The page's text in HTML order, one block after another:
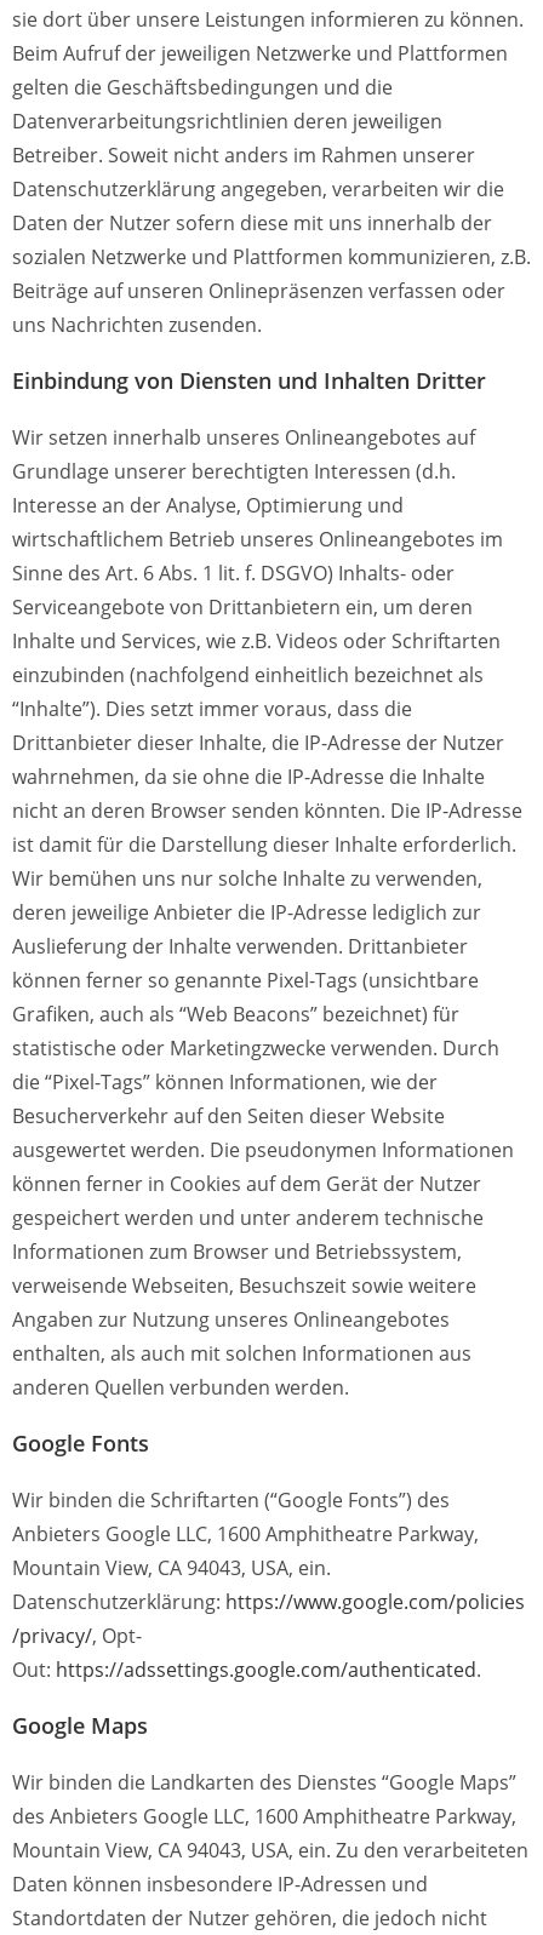
sie dort über unsere Leistungen informieren zu können.
Beim Aufruf der jeweiligen Netzwerke und Plattformen
gelten die Geschäftsbedingungen und die
Datenverarbeitungsrichtlinien deren jeweiligen
Betreiber. Soweit nicht anders im Rahmen unserer
Datenschutzerklärung angegeben, verarbeiten wir die
Daten der Nutzer sofern diese mit uns innerhalb der
sozialen Netzwerke und Plattformen kommunizieren, z.B.
Beiträge auf unseren Onlinepräsenzen verfassen oder
uns Nachrichten zusenden.
Einbindung von Diensten und Inhalten Dritter
Wir setzen innerhalb unseres Onlineangebotes auf
Grundlage unserer berechtigten Interessen (d.h.
Interesse an der Analyse, Optimierung und
wirtschaftlichem Betrieb unseres Onlineangebotes im
Sinne des Art. 6 Abs. 1 lit. f. DSGVO) Inhalts- oder
Serviceangebote von Drittanbietern ein, um deren
Inhalte und Services, wie z.B. Videos oder Schriftarten
einzubinden (nachfolgend einheitlich bezeichnet als
“Inhalte”). Dies setzt immer voraus, dass die
Drittanbieter dieser Inhalte, die IP-Adresse der Nutzer
wahrnehmen, da sie ohne die IP-Adresse die Inhalte
nicht an deren Browser senden könnten. Die IP-Adresse
ist damit für die Darstellung dieser Inhalte erforderlich.
Wir bemühen uns nur solche Inhalte zu verwenden,
deren jeweilige Anbieter die IP-Adresse lediglich zur
Auslieferung der Inhalte verwenden. Drittanbieter
können ferner so genannte Pixel-Tags (unsichtbare
Grafiken, auch als “Web Beacons” bezeichnet) für
statistische oder Marketingzwecke verwenden. Durch
die “Pixel-Tags” können Informationen, wie der
Besucherverkehr auf den Seiten dieser Website
ausgewertet werden. Die pseudonymen Informationen
können ferner in Cookies auf dem Gerät der Nutzer
gespeichert werden und unter anderem technische
Informationen zum Browser und Betriebssystem,
verweisende Webseiten, Besuchszeit sowie weitere
Angaben zur Nutzung unseres Onlineangebotes
enthalten, als auch mit solchen Informationen aus
anderen Quellen verbunden werden.
Google Fonts
Wir binden die Schriftarten (“Google Fonts”) des
Anbieters Google LLC, 1600 Amphitheatre Parkway,
Mountain View, CA 94043, USA, ein.
Datenschutzerklärung: https://www.google.com/policies
/privacy/, Opt-
Out: https://adssettings.google.com/authenticated.
Google Maps
Wir binden die Landkarten des Dienstes “Google Maps”
des Anbieters Google LLC, 1600 Amphitheatre Parkway,
Mountain View, CA 94043, USA, ein. Zu den verarbeiteten
Daten können insbesondere IP-Adressen und
Standortdaten der Nutzer gehören, die jedoch nicht